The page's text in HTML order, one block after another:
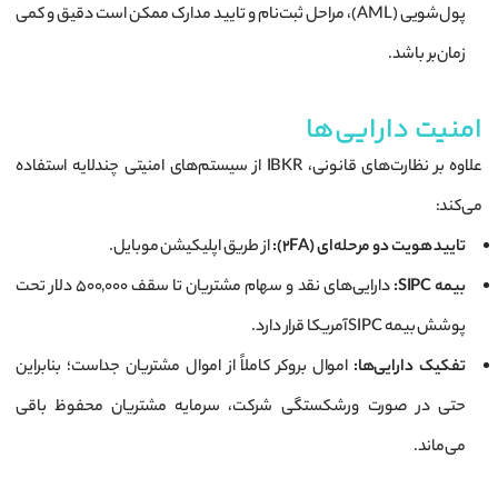
پول‌شویی (AML)، مراحل ثبت‌نام و تایید مدارک ممکن است دقیق و کمی
زمان‌بر باشد.
امنیت دارایی‌ها
علاوه بر نظارت‌های قانونی، IBKR از سیستم‌های امنیتی چندلایه استفاده
می‌کند:
تایید هویت دو مرحله‌ای (2FA):
از طریق اپلیکیشن موبایل.
بیمه SIPC:
دارایی‌های نقد و سهام مشتریان تا سقف ۵۰۰,۰۰۰ دلار تحت
پوشش بیمه SIPC آمریکا قرار دارد.
تفکیک دارایی‌ها: اموال بروکر کاملاً از اموال مشتریان جداست؛ بنابراین
حتی در صورت ورشکستگی شرکت، سرمایه مشتریان محفوظ باقی
می‌ماند.